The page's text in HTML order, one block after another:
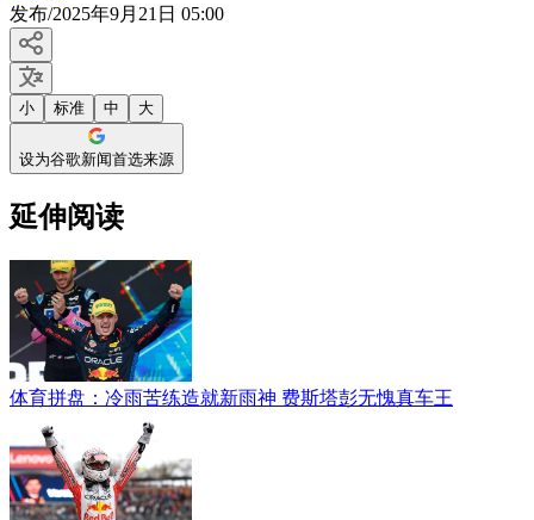
发布/2025年9月21日 05:00
小 标准 中 大
设为谷歌新闻首选来源
延伸阅读
体育拼盘：冷雨苦练造就新雨神 费斯塔彭无愧真车王